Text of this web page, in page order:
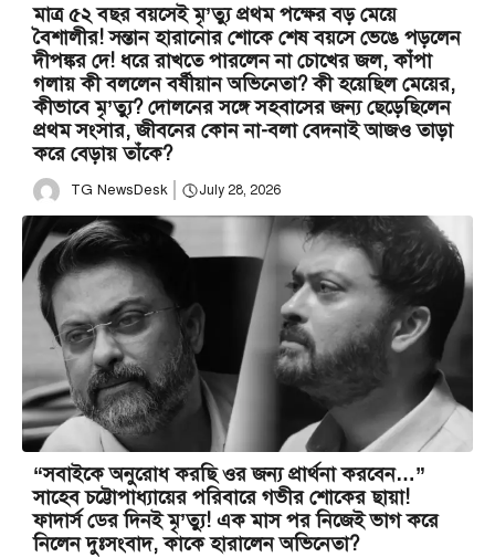
মাত্র ৫২ বছর বয়সেই মৃ’ত্যু প্রথম পক্ষের বড় মেয়ে
বৈশালীর! সন্তান হারানোর শোকে শেষ বয়সে ভেঙে পড়লেন
দীপঙ্কর দে! ধরে রাখতে পারলেন না চোখের জল, কাঁপা
গলায় কী বললেন বর্ষীয়ান অভিনেতা? কী হয়েছিল মেয়ের,
কীভাবে মৃ’ত্যু? দোলনের সঙ্গে সহবাসের জন্য ছেড়েছিলেন
প্রথম সংসার, জীবনের কোন না-বলা বেদনাই আজও তাড়া
করে বেড়ায় তাঁকে?
TG NewsDesk July 28, 2026
“সবাইকে অনুরোধ করছি ওর জন্য প্রার্থনা করবেন…”
সাহেব চট্টোপাধ্যায়ের পরিবারে গভীর শোকের ছায়া!
ফাদার্স ডের দিনই মৃ’ত্যু! এক মাস পর নিজেই ভাগ করে
নিলেন দুঃসংবাদ, কাকে হারালেন অভিনেতা?